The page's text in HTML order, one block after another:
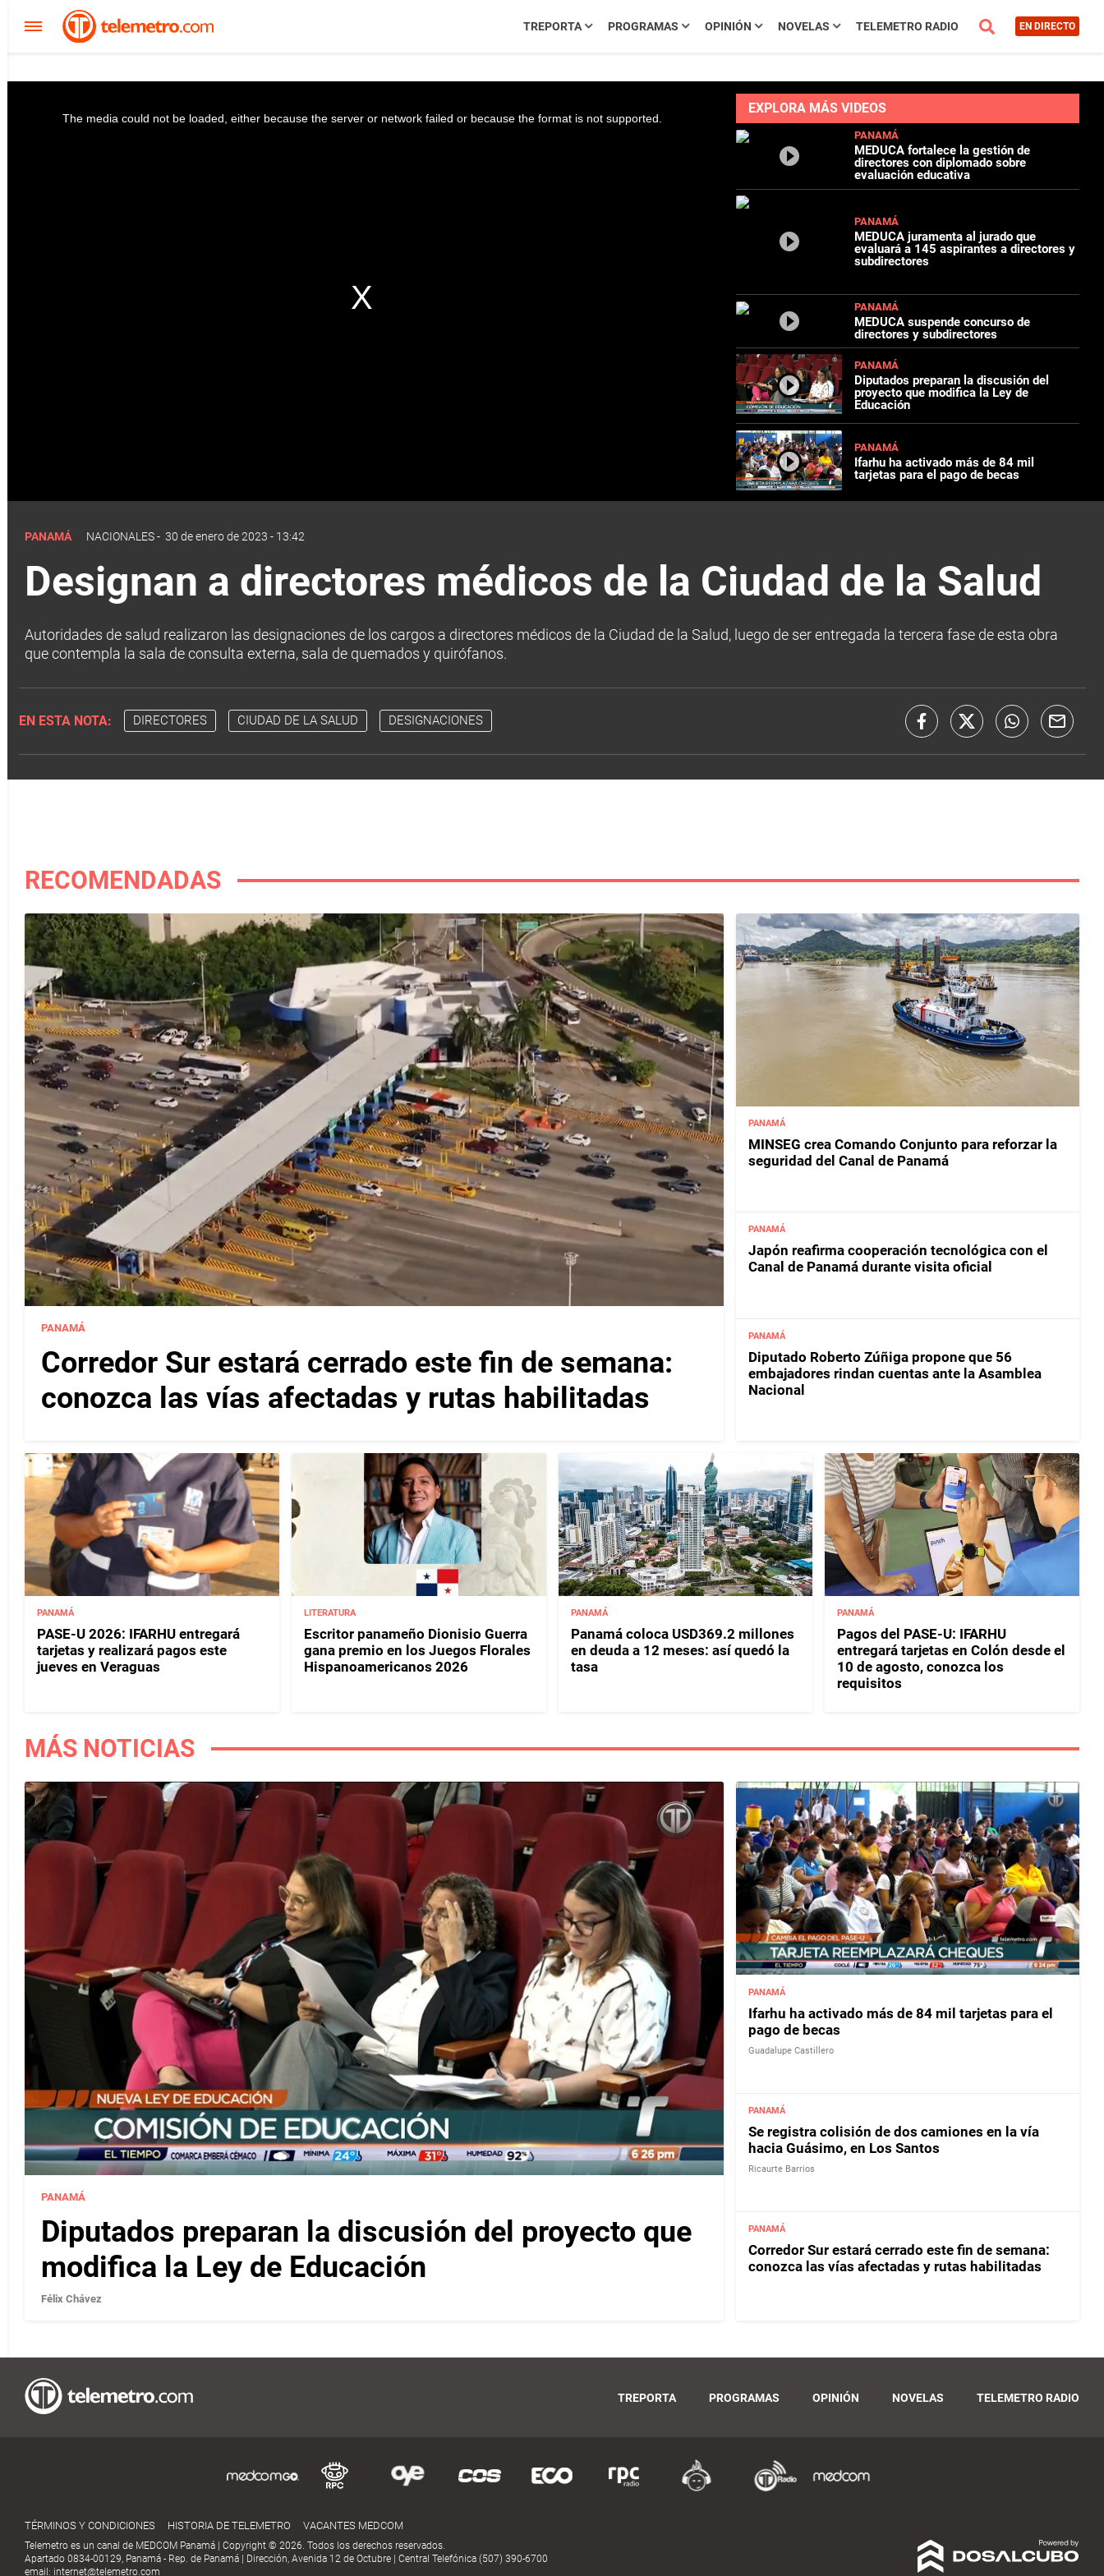
TREPORTA PROGRAMAS OPINIÓN NOVELAS TELEMETRO RADIO EN DIRECTO
The media could not be loaded, either because the server or network failed or because the format is not supported.
EXPLORA MÁS VIDEOS
PANAMÁ
MEDUCA fortalece la gestión de
directores con diplomado sobre
evaluación educativa
PANAMÁ
MEDUCA juramenta al jurado que
evaluará a 145 aspirantes a directores y
subdirectores
PANAMÁ
MEDUCA suspende concurso de
directores y subdirectores
PANAMÁ
Diputados preparan la discusión del
proyecto que modifica la Ley de
Educación
PANAMÁ
Ifarhu ha activado más de 84 mil
tarjetas para el pago de becas
PANAMÁ NACIONALES- 30 de enero de 2023 - 13:42
Designan a directores médicos de la Ciudad de la Salud
Autoridades de salud realizaron las designaciones de los cargos a directores médicos de la Ciudad de la Salud, luego de ser entregada la tercera fase de esta obra
que contempla la sala de consulta externa, sala de quemados y quirófanos.
EN ESTA NOTA: DIRECTORES CIUDAD DE LA SALUD DESIGNACIONES
RECOMENDADAS
PANAMÁ
Corredor Sur estará cerrado este fin de semana:
conozca las vías afectadas y rutas habilitadas
PANAMÁ
MINSEG crea Comando Conjunto para reforzar la
seguridad del Canal de Panamá
PANAMÁ
Japón reafirma cooperación tecnológica con el
Canal de Panamá durante visita oficial
PANAMÁ
Diputado Roberto Zúñiga propone que 56
embajadores rindan cuentas ante la Asamblea
Nacional
PANAMÁ
PASE-U 2026: IFARHU entregará
tarjetas y realizará pagos este
jueves en Veraguas
LITERATURA
Escritor panameño Dionisio Guerra
gana premio en los Juegos Florales
Hispanoamericanos 2026
PANAMÁ
Panamá coloca USD369.2 millones
en deuda a 12 meses: así quedó la
tasa
PANAMÁ
Pagos del PASE-U: IFARHU
entregará tarjetas en Colón desde el
10 de agosto, conozca los
requisitos
MÁS NOTICIAS
PANAMÁ
Diputados preparan la discusión del proyecto que
modifica la Ley de Educación
Félix Chávez
PANAMÁ
Ifarhu ha activado más de 84 mil tarjetas para el
pago de becas
Guadalupe Castillero
PANAMÁ
Se registra colisión de dos camiones en la vía
hacia Guásimo, en Los Santos
Ricaurte Barrios
PANAMÁ
Corredor Sur estará cerrado este fin de semana:
conozca las vías afectadas y rutas habilitadas
TREPORTA PROGRAMAS OPINIÓN NOVELAS TELEMETRO RADIO
TÉRMINOS Y CONDICIONES HISTORIA DE TELEMETRO VACANTES MEDCOM
Telemetro es un canal de MEDCOM Panamá | Copyright © 2026. Todos los derechos reservados.
Apartado 0834-00129, Panamá - Rep. de Panamá | Dirección, Avenida 12 de Octubre | Central Telefónica (507) 390-6700
email: internet@telemetro.com